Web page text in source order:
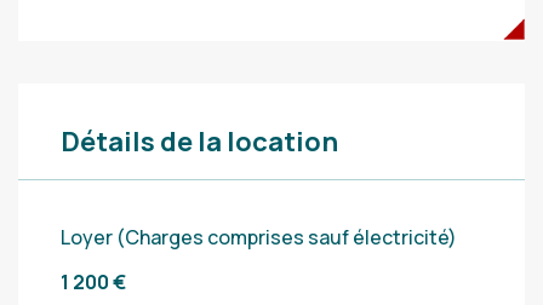
Détails de la location
Loyer (Charges comprises sauf électricité)
1 200 €